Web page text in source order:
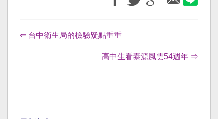
⇐ 台中衛生局的檢驗疑點重重
高中生看泰源風雲54週年 ⇒